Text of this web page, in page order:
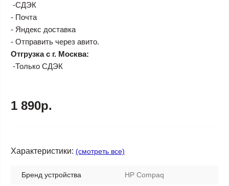
-СДЭК
- Почта
- Яндекс доставка
- Отправить через авито.
Отгрузка с г. Москва:
-Только СДЭК
1 890р.
Характеристики: (смотреть все)
Бренд устройства HP Compaq